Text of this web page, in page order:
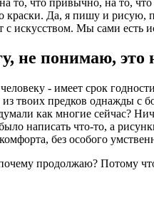
краски. Да, я пишу и рисую,
искусством. Мы сами есть
не понимаю, это
- имеет срок
твоих предков однажды с
как многие сейчас?
написать что-то, а
без особого
продолжаю? Потому что